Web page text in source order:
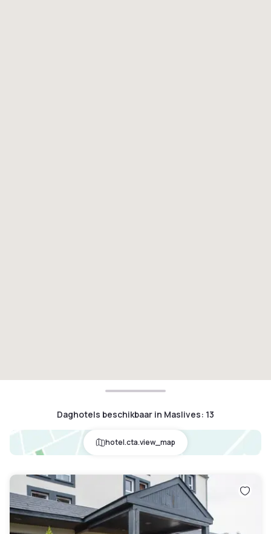
Daghotels beschikbaar in Maslives: 13
hotel.cta.view_map